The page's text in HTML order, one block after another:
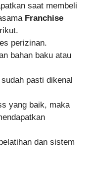
saat membeli
Franchise
perizinan.
bahan baku atau
pasti dikenal
yang baik, maka
dan sistem